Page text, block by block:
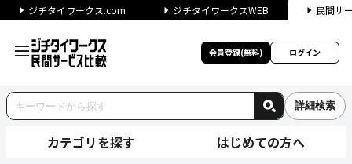
ジチタイワークス.com ジチタイワークスWEB 民間サ
会員登録(無料) ログイン
詳細検索
カテゴリを探す はじめての方へ